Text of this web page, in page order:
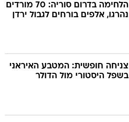
הלחימה בדרום סוריה: 70 מורדים
נהרגו, אלפים בורחים לגבול ירדן
צניחה חופשית: המטבע האיראני
בשפל היסטורי מול הדולר